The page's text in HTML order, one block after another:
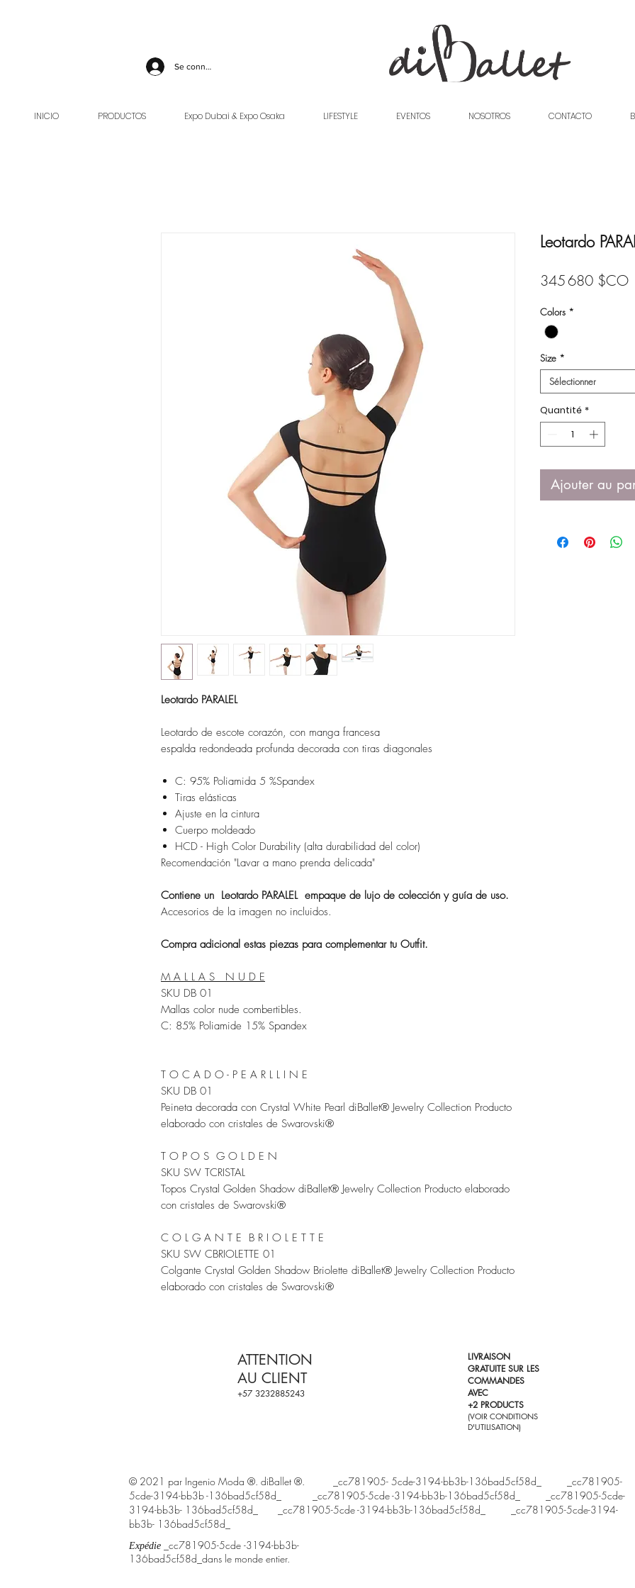
Se connecter
INICIO PRODUCTOS Expo Dubai & Expo Osaka LIFESTYLE EVENTOS NOSOTROS CONTACTO
Leotardo PARALEL
Leotardo de escote corazón, con manga francesa
espalda redondeada profunda decorada con tiras diagonales
C: 95% Poliamida 5 %Spandex
Tiras elásticas
Ajuste en la cintura
Cuerpo moldeado
HCD - High Color Durability (alta durabilidad del color)
Recomendación "Lavar a mano prenda delicada"
Contiene un Leotardo PARALEL empaque de lujo de colección y guía de uso.
Accesorios de la imagen no incluidos.
Compra adicional estas piezas para complementar tu Outfit.
M A L L A S N U D E
SKU DB 01
Mallas color nude combertibles.
C: 85% Poliamide 15% Spandex
T O C A D O - P E A R L L I N E
SKU DB 01
Peineta decorada con Crystal White Pearl diBallet® Jewelry Collection Producto
elaborado con cristales de Swarovski®
T O P O S G O L D E N
SKU SW TCRISTAL
Topos Crystal Golden Shadow diBallet® Jewelry Collection Producto elaborado
con cristales de Swarovski®
C O L G A N T E B R I O L E T T E
SKU SW CBRIOLETTE 01
Colgante Crystal Golden Shadow Briolette diBallet® Jewelry Collection Producto
elaborado con cristales de Swarovski®
Leotardo
345 680 $CO
Colors *
Size *
Sélectionner
Quantité *
Ajouter au
ATTENTION
AU CLIENT
+57 3232885243
LIVRAISON
GRATUITE SUR LES
COMMANDES
AVEC
+2 PRODUCTS
(VOIR CONDITIONS
D'UTILISATION)
© 2021 par Ingenio Moda ®. diBallet ®. _cc781905- 5cde-3194-bb3b-136bad5cf58d_ _cc781905-
5cde-3194-bb3b -136bad5cf58d_ _cc781905-5cde -3194-bb3b-136bad5cf58d_ _cc781905-5cde-
3194-bb3b- 136bad5cf58d_ _cc781905-5cde -3194-bb3b-136bad5cf58d_ _cc781905-5cde-3194-
bb3b- 136bad5cf58d_
Expédie _cc781905-5cde -3194-bb3b-
136bad5cf58d_dans le monde entier.